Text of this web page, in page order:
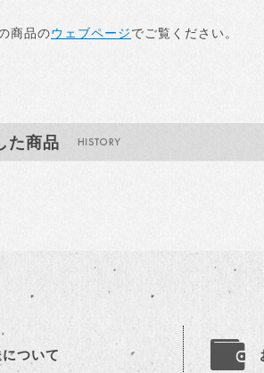
商品のウェブページでご覧ください。
た商品
ついて